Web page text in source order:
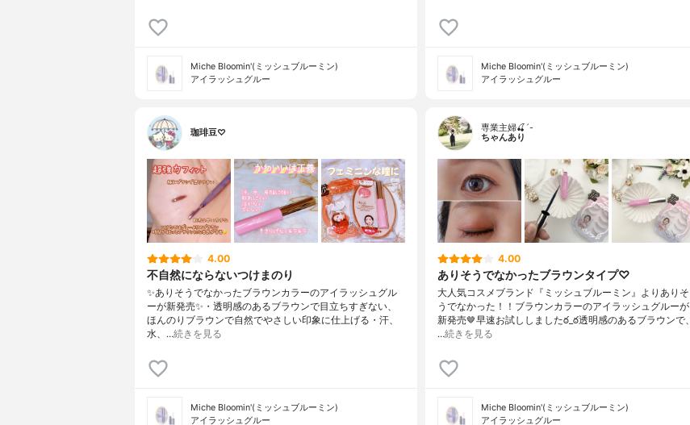
Miche Bloomin'(ミッシュブルーミン)
アイラッシュグルー
Miche Bloomin'(ミッシュブルーミン)
アイラッシュグルー
珈琲豆♡
4.00
不自然にならないつけまのり
✨ありそうでなかったブラウンカラーのアイラッシュグル
ーが新発売✨・透明感のあるブラウンで目立ちすぎない、
ほんのりブラウンで自然でやさしい印象に仕上げる・汗、
水、…続きを見る
Miche Bloomin'(ミッシュブルーミン)
アイラッシュグルー
専業主婦🍒´-
ちゃんあり
4.00
ありそうでなかったブラウンタイプ♡
大人気コスメブランド『ミッシュブルーミン』よりありそ
うでなかった！！ブラウンカラーのアイラッシュグルーが
新発売🤎早速お試ししましたఠ_ఠ透明感のあるブラウンで、
…続きを見る
Miche Bloomin'(ミッシュブルーミン)
アイラッシュグルー